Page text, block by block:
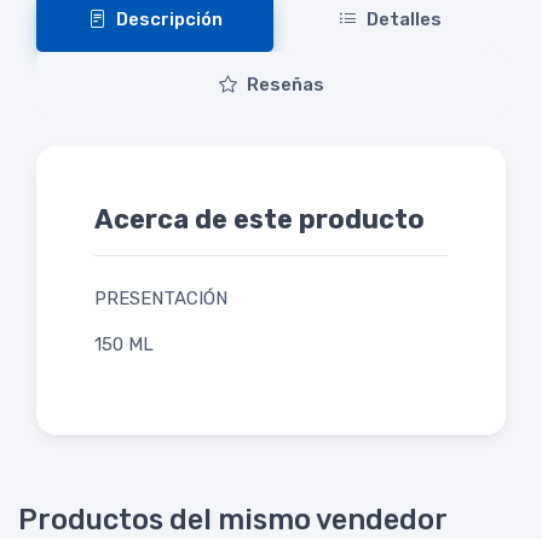
Descripción Detalles
Reseñas
Acerca de este producto
PRESENTACIÓN
150 ML
Productos del mismo vendedor